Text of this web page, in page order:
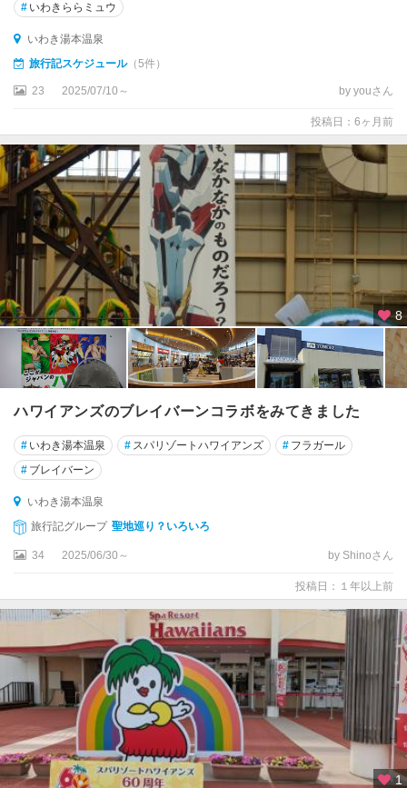
# いわきららミュウ
いわき湯本温泉
旅行記スケジュール（5件）
23 2025/07/10～ by youさん
投稿日：6ヶ月前
8
ハワイアンズのブレイバーンコラボをみてきました
# いわき湯本温泉 # スパリゾートハワイアンズ # フラガール
# ブレイバーン
いわき湯本温泉
旅行記グループ 聖地巡り？いろいろ
34 2025/06/30～ by Shinoさん
投稿日：１年以上前
1